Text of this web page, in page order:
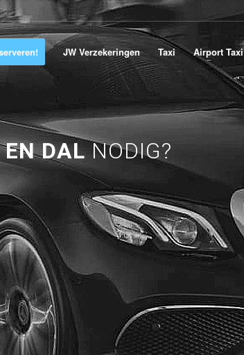
JW Verzekeringen Taxi Airport Taxi
EN DALNODIG?